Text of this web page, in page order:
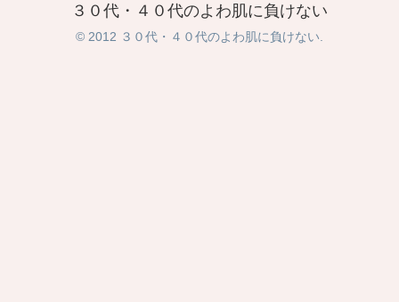
３０代・４０代のよわ肌に負けない
© 2012 ３０代・４０代のよわ肌に負けない.